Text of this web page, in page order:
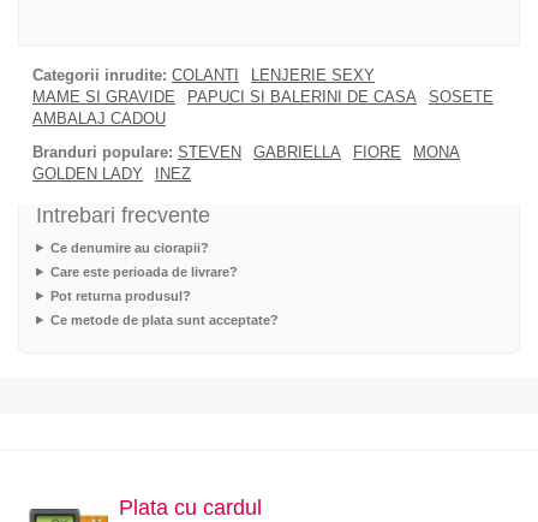
Categorii inrudite: COLANTI
LENJERIE SEXY
MAME SI GRAVIDE
PAPUCI SI BALERINI DE CASA
SOSETE
AMBALAJ CADOU
Branduri populare: STEVEN GABRIELLA FIORE
MONA
GOLDEN LADY
INEZ
Intrebari frecvente
Ce denumire au ciorapii?
Care este perioada de livrare?
Pot returna produsul?
Ce metode de plata sunt acceptate?
Plata cu cardul